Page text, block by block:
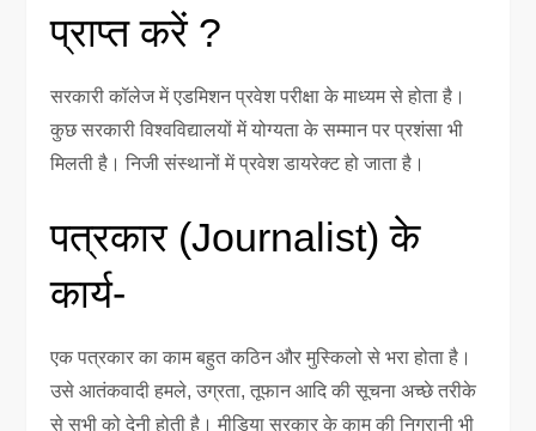
प्राप्त करें ?
सरकारी कॉलेज में एडमिशन प्रवेश परीक्षा के माध्यम से होता है।
कुछ सरकारी विश्वविद्यालयों में योग्यता के सम्मान पर प्रशंसा भी
मिलती है। निजी संस्थानों में प्रवेश डायरेक्ट हो जाता है।
पत्रकार (Journalist) के
कार्य-
एक पत्रकार का काम बहुत कठिन और मुस्किलो से भरा होता है।
उसे आतंकवादी हमले, उग्रता, तूफान आदि की सूचना अच्छे तरीके
से सभी को देनी होती है। मीडिया सरकार के काम की निगरानी भी